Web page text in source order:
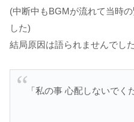
(中断中もBGMが流れて当時
した)
結局原因は語られませんでし
「私の事 心配しないでく